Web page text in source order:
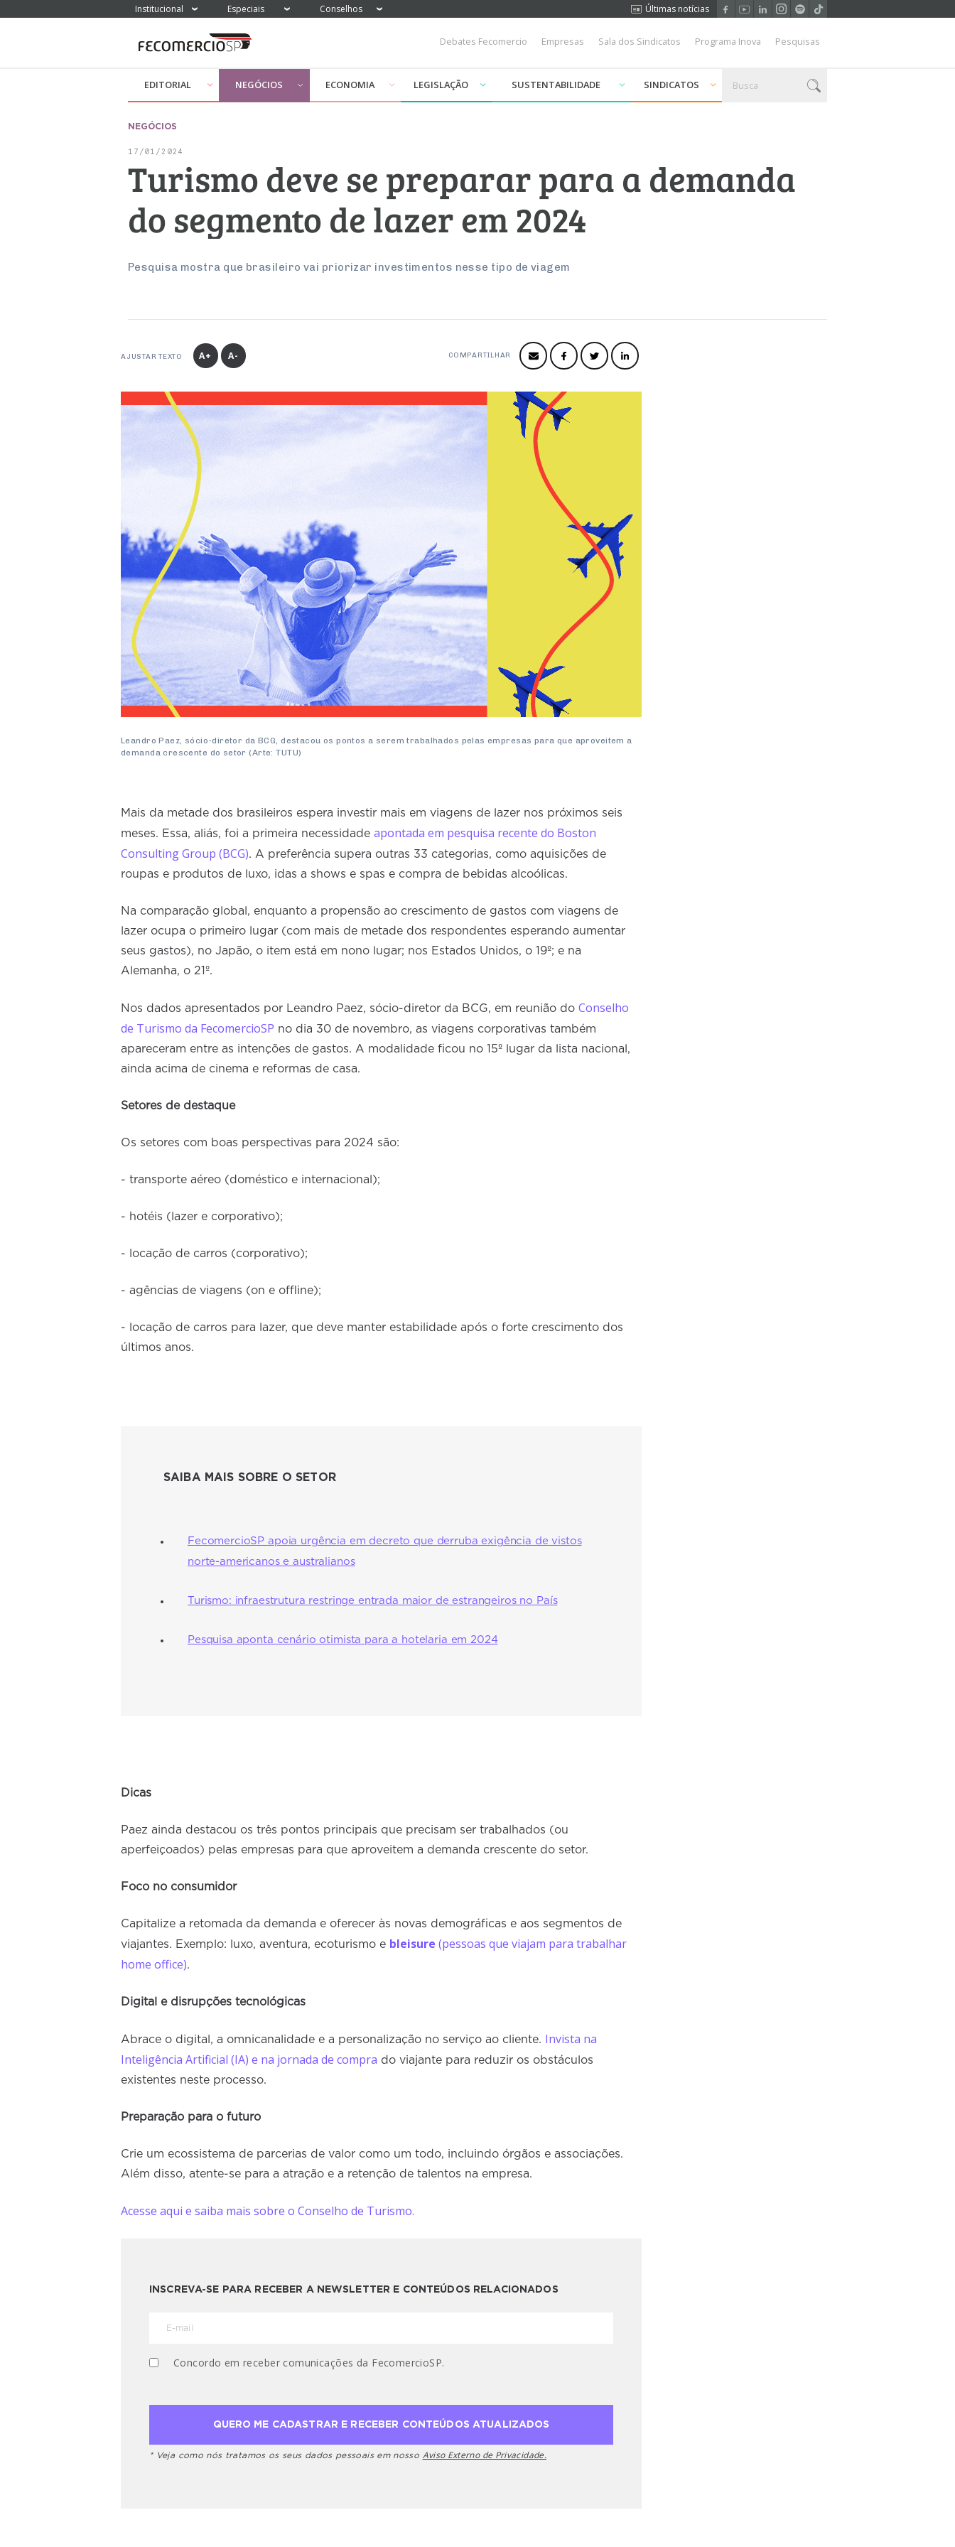
Institucional Especiais Conselhos Últimas notícias
Debates Fecomercio Empresas Sala dos Sindicatos Programa Inova Pesquisas
EDITORIAL NEGÓCIOS ECONOMIA LEGISLAÇÃO SUSTENTABILIDADE SINDICATOS
NEGÓCIOS
17/01/2024
Turismo deve se preparar para a demanda
do segmento de lazer em 2024
Pesquisa mostra que brasileiro vai priorizar investimentos nesse tipo de viagem
AJUSTAR TEXTO A+ A- COMPARTILHAR
Leandro Paez, sócio-diretor da BCG, destacou os pontos a serem trabalhados pelas empresas para que aproveitem a
demanda crescente do setor (Arte: TUTU)
Mais da metade dos brasileiros espera investir mais em viagens de lazer nos próximos seis
meses. Essa, aliás, foi a primeira necessidade apontada em pesquisa recente do Boston
Consulting Group (BCG). A preferência supera outras 33 categorias, como aquisições de
roupas e produtos de luxo, idas a shows e spas e compra de bebidas alcoólicas.
Na comparação global, enquanto a propensão ao crescimento de gastos com viagens de
lazer ocupa o primeiro lugar (com mais de metade dos respondentes esperando aumentar
seus gastos), no Japão, o item está em nono lugar; nos Estados Unidos, o 19º; e na
Alemanha, o 21º.
Nos dados apresentados por Leandro Paez, sócio-diretor da BCG, em reunião do Conselho
de Turismo da FecomercioSP no dia 30 de novembro, as viagens corporativas também
apareceram entre as intenções de gastos. A modalidade ficou no 15º lugar da lista nacional,
ainda acima de cinema e reformas de casa.
Setores de destaque
Os setores com boas perspectivas para 2024 são:
- transporte aéreo (doméstico e internacional);
- hotéis (lazer e corporativo);
- locação de carros (corporativo);
- agências de viagens (on e offline);
- locação de carros para lazer, que deve manter estabilidade após o forte crescimento dos
últimos anos.
SAIBA MAIS SOBRE O SETOR
FecomercioSP apoia urgência em decreto que derruba exigência de vistos
norte-americanos e australianos
Turismo: infraestrutura restringe entrada maior de estrangeiros no País
Pesquisa aponta cenário otimista para a hotelaria em 2024
Dicas
Paez ainda destacou os três pontos principais que precisam ser trabalhados (ou
aperfeiçoados) pelas empresas para que aproveitem a demanda crescente do setor.
Foco no consumidor
Capitalize a retomada da demanda e oferecer às novas demográficas e aos segmentos de
viajantes. Exemplo: luxo, aventura, ecoturismo e bleisure (pessoas que viajam para trabalhar
home office).
Digital e disrupções tecnológicas
Abrace o digital, a omnicanalidade e a personalização no serviço ao cliente. Invista na
Inteligência Artificial (IA) e na jornada de compra do viajante para reduzir os obstáculos
existentes neste processo.
Preparação para o futuro
Crie um ecossistema de parcerias de valor como um todo, incluindo órgãos e associações.
Além disso, atente-se para a atração e a retenção de talentos na empresa.
Acesse aqui e saiba mais sobre o Conselho de Turismo.
INSCREVA-SE PARA RECEBER A NEWSLETTER E CONTEÚDOS RELACIONADOS
Concordo em receber comunicações da FecomercioSP.
* Veja como nós tratamos os seus dados pessoais em nosso Aviso Externo de Privacidade.